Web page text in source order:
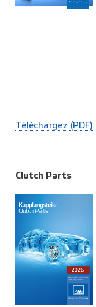
Téléchargez (PDF)
Clutch Parts